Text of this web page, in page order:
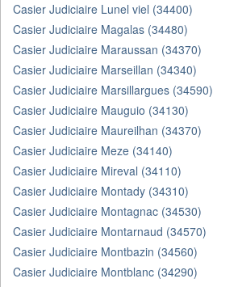
Casier Judiciaire Lunel viel (34400)
Casier Judiciaire Magalas (34480)
Casier Judiciaire Maraussan (34370)
Casier Judiciaire Marseillan (34340)
Casier Judiciaire Marsillargues (34590)
Casier Judiciaire Mauguio (34130)
Casier Judiciaire Maureilhan (34370)
Casier Judiciaire Meze (34140)
Casier Judiciaire Mireval (34110)
Casier Judiciaire Montady (34310)
Casier Judiciaire Montagnac (34530)
Casier Judiciaire Montarnaud (34570)
Casier Judiciaire Montbazin (34560)
Casier Judiciaire Montblanc (34290)